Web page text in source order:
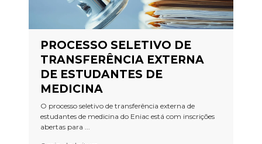
PROCESSO SELETIVO DE
TRANSFERÊNCIA EXTERNA
DE ESTUDANTES DE
MEDICINA
O processo seletivo de transferência externa de
estudantes de medicina do Eniac está com inscrições
abertas para ...